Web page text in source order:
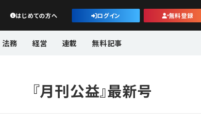
公益・一般法人オンライン
はじめての方へ ログイン 無料登録
法務 経営 連載 無料記事
『月刊公益』最新号